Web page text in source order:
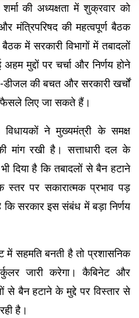
की अध्यक्षता में शुक्रवार को
शाम 5:00 बजे राज्य कैबिनेट और मंत्रिपरिषद की महत्वपूर्ण बैठक
में सरकारी विभागों में तबादलों
मुद्दों पर चर्चा और निर्णय होने
डीजल की बचत और सरकारी खर्चों
फैसले लिए जा सकते हैं।
ने मुख्यमंत्री के समक्ष
मांग रखी है। सत्ताधारी दल के
दिया है कि तबादलों से बैन हटाने
स्तर पर सकारात्मक प्रभाव पड़
सरकार इस संबंध में बड़ा निर्णय
में सहमति बनती है तो प्रशासनिक
जारी करेगा। कैबिनेट और
से बैन हटाने के मुद्दे पर विस्तार से
है।